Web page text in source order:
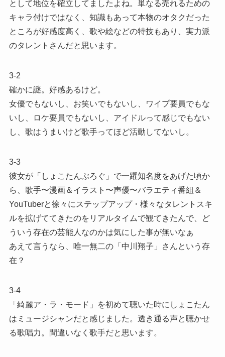
として地位を確立してましたよね。単なる売れるための
キャラ付けではなく、知識もあって本物のオタクだった
ところが好感度高く、歌や絵などの特技もあり、実力派
のタレントさんだと思います。
3-2
確かに謎。好感あるけど。
女優でもないし、お笑いでもないし、ワイプ要員でもな
いし、ロケ要員でもないし、アイドルって感じでもない
し、歌はうまいけど歌手ってほど活動してないし。
3-3
彼女が「しょこたんぶろぐ」で一躍知名度をあげた頃か
ら、歌手〜漫画＆イラスト〜声優〜バラエティ番組＆
YouTuberと徐々にステップアップ・様々なタレントスキ
ルを拡げててきたのをリアルタイムで観てきたんで、ど
ういう存在の芸能人なのかは気にした事が無いなぁ
あえて言うなら、唯一無二の「中川翔子」さんという存
在？
3-4
「綺麗ア・ラ・モード」を初めて聴いた時にしょこたん
はミュージシャンだと感じました。透き通る声と聴かせ
る歌唱力。間違いなく歌手だと思います。